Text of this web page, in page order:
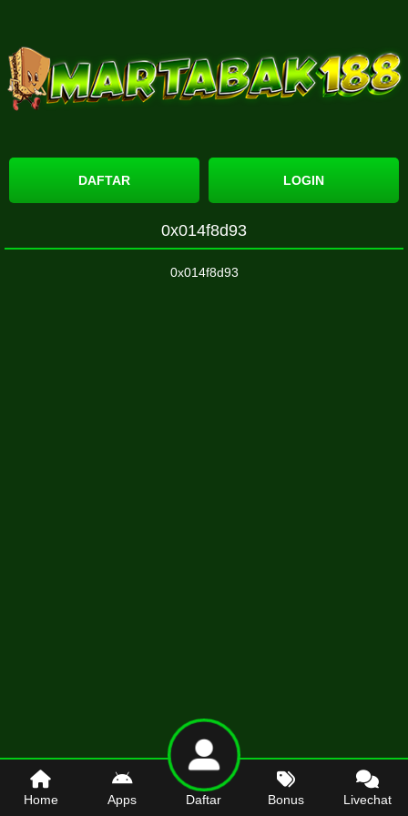
DAFTAR LOGIN
0x014f8d93
0x014f8d93
Home Apps Daftar Bonus Livechat